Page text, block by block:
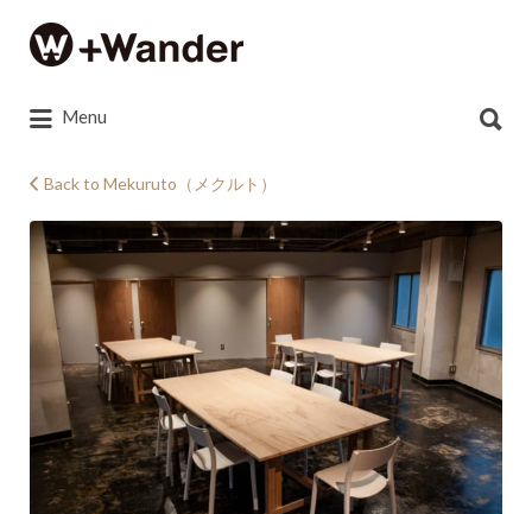
Search
for:
Menu
for:
Back to Mekuruto（メクルト）